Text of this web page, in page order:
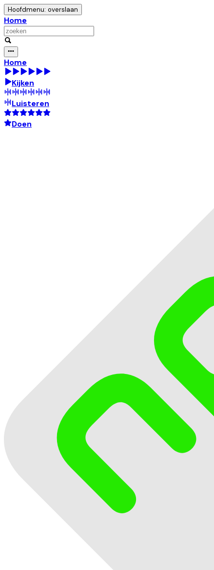
Hoofdmenu: overslaan
Home
Home
Kijken
Luisteren
Doen